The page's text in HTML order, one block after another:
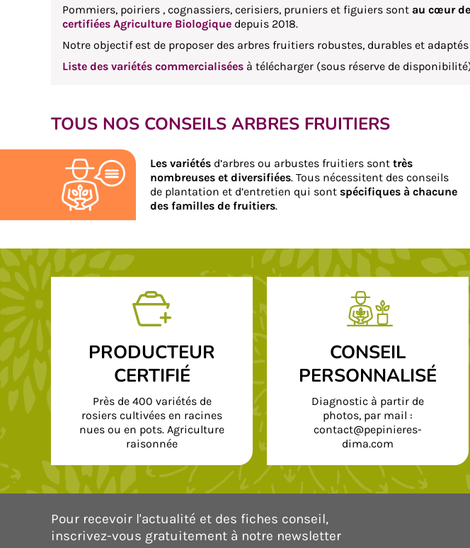
Pommiers, poiriers , cognassiers, cerisiers, pruniers et figuiers sont au cœur
certifiées Agriculture Biologique depuis 2018.
Notre objectif est de proposer des arbres fruitiers robustes, durables et
Liste des variétés commercialisées à télécharger (sous réserve de
TOUS NOS CONSEILS ARBRES FRUITIERS
Les variétés d’arbres ou arbustes fruitiers sont très
nombreuses et diversifiées. Tous nécessitent des conseils
de plantation et d’entretien qui sont spécifiques à chacune
des familles de fruitiers.
PRODUCTEUR
CERTIFIÉ
Près de 400 variétés de
rosiers cultivées en racines
nues ou en pots. Agriculture
raisonnée
CONSEIL
PERSONNALISÉ
Diagnostic à partir de
photos, par mail :
contact@pepinieres-
dima.com
Pour recevoir l'actualité et des fiches conseil,
inscrivez-vous gratuitement à notre newsletter